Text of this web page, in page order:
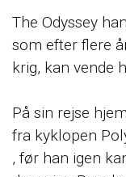
The Odyssey
som efter flere
krig, kan vende
På sin rejse
fra kyklopen
, før han igen